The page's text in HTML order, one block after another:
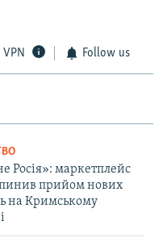
Follow us
Росія»: маркетплейс
прийом нових
на Кримському